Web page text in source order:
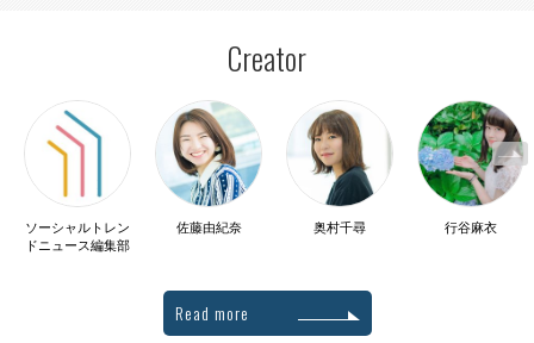
Creator
ソーシャルトレン
ドニュース編集部
佐藤由紀奈 奥村千尋 行谷麻衣
Read more